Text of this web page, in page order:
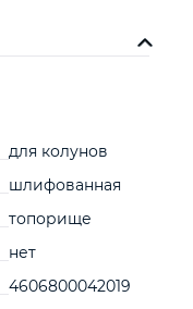
для колунов
шлифованная
топорище
нет
4606800042019